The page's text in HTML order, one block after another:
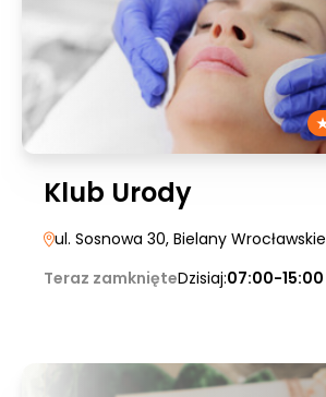
Klub Urody
ul. Sosnowa 30, Bielany Wrocławskie
Teraz zamknięteDzisiaj:07:00-15:00